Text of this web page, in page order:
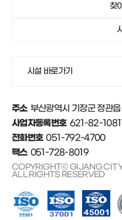
찾
시설 바로가기
주소 부산광역시 기장군 정관
사업자등록번호 621-82-
전화번호 051-792-4700
팩스 051-728-8019
COPYRIGHTⓒ GIJANG
ALL RIGHTS RESERVED